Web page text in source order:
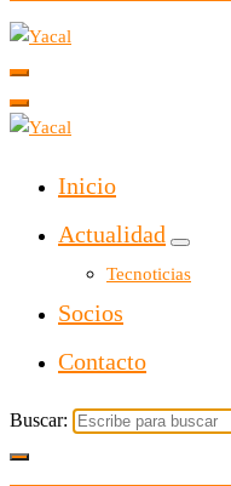
Yacal micro hosting
Inicio
Actualidad
Tecnoticias
Socios
Contacto
Buscar: